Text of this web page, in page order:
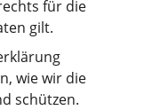
für die
gilt.
wie wir die
schützen.